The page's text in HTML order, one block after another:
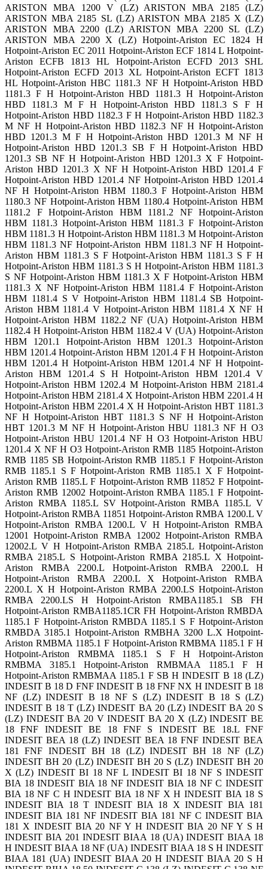
ARISTON MBA 1200 V (LZ) ARISTON MBA 2185 (LZ)
ARISTON MBA 2185 SL (LZ) ARISTON MBA 2185 X (LZ)
ARISTON MBA 2200 (LZ) ARISTON MBA 2200 SL (LZ)
ARISTON MBA 2200 X (LZ) Hotpoint-Ariston EC 1824 H
Hotpoint-Ariston EC 2011 Hotpoint-Ariston ECF 1814 L Hotpoint-
Ariston ECFB 1813 HL Hotpoint-Ariston ECFD 2013 SHL
Hotpoint-Ariston ECFD 2013 XL Hotpoint-Ariston ECFT 1813
HL Hotpoint-Ariston HBC 1181.3 NF H Hotpoint-Ariston HBD
1181.3 F H Hotpoint-Ariston HBD 1181.3 H Hotpoint-Ariston
HBD 1181.3 M F H Hotpoint-Ariston HBD 1181.3 S F H
Hotpoint-Ariston HBD 1182.3 F H Hotpoint-Ariston HBD 1182.3
M NF H Hotpoint-Ariston HBD 1182.3 NF H Hotpoint-Ariston
HBD 1201.3 M F H Hotpoint-Ariston HBD 1201.3 M NF H
Hotpoint-Ariston HBD 1201.3 SB F H Hotpoint-Ariston HBD
1201.3 SB NF H Hotpoint-Ariston HBD 1201.3 X F Hotpoint-
Ariston HBD 1201.3 X NF H Hotpoint-Ariston HBD 1201.4 F
Hotpoint-Ariston HBD 1201.4 NF Hotpoint-Ariston HBD 1201.4
NF H Hotpoint-Ariston HBM 1180.3 F Hotpoint-Ariston HBM
1180.3 NF Hotpoint-Ariston HBM 1180.4 Hotpoint-Ariston HBM
1181.2 F Hotpoint-Ariston HBM 1181.2 NF Hotpoint-Ariston
HBM 1181.3 Hotpoint-Ariston HBM 1181.3 F Hotpoint-Ariston
HBM 1181.3 H Hotpoint-Ariston HBM 1181.3 M Hotpoint-Ariston
HBM 1181.3 NF Hotpoint-Ariston HBM 1181.3 NF H Hotpoint-
Ariston HBM 1181.3 S F Hotpoint-Ariston HBM 1181.3 S F H
Hotpoint-Ariston HBM 1181.3 S H Hotpoint-Ariston HBM 1181.3
S NF Hotpoint-Ariston HBM 1181.3 X F Hotpoint-Ariston HBM
1181.3 X NF Hotpoint-Ariston HBM 1181.4 F Hotpoint-Ariston
HBM 1181.4 S V Hotpoint-Ariston HBM 1181.4 SB Hotpoint-
Ariston HBM 1181.4 V Hotpoint-Ariston HBM 1181.4 X NF H
Hotpoint-Ariston HBM 1182.2 NF (UA) Hotpoint-Ariston HBM
1182.4 H Hotpoint-Ariston HBM 1182.4 V (UA) Hotpoint-Ariston
HBM 1201.1 Hotpoint-Ariston HBM 1201.3 Hotpoint-Ariston
HBM 1201.4 Hotpoint-Ariston HBM 1201.4 F H Hotpoint-Ariston
HBM 1201.4 H Hotpoint-Ariston HBM 1201.4 NF H Hotpoint-
Ariston HBM 1201.4 S H Hotpoint-Ariston HBM 1201.4 V
Hotpoint-Ariston HBM 1202.4 M Hotpoint-Ariston HBM 2181.4
Hotpoint-Ariston HBM 2181.4 X Hotpoint-Ariston HBM 2201.4 H
Hotpoint-Ariston HBM 2201.4 X H Hotpoint-Ariston HBT 1181.3
NF H Hotpoint-Ariston HBT 1181.3 S NF H Hotpoint-Ariston
HBT 1201.3 M NF H Hotpoint-Ariston HBU 1181.3 NF H O3
Hotpoint-Ariston HBU 1201.4 NF H O3 Hotpoint-Ariston HBU
1201.4 X NF H O3 Hotpoint-Ariston RMB 1185 Hotpoint-Ariston
RMB 1185 SB Hotpoint-Ariston RMB 1185.1 F Hotpoint-Ariston
RMB 1185.1 S F Hotpoint-Ariston RMB 1185.1 X F Hotpoint-
Ariston RMB 1185.L F Hotpoint-Ariston RMB 11852 F Hotpoint-
Ariston RMB 12002 Hotpoint-Ariston RMBA 1185.1 F Hotpoint-
Ariston RMBA 1185.L SV Hotpoint-Ariston RMBA 1185.L V
Hotpoint-Ariston RMBA 11851 Hotpoint-Ariston RMBA 1200.L V
Hotpoint-Ariston RMBA 1200.L V H Hotpoint-Ariston RMBA
12001 Hotpoint-Ariston RMBA 12002 Hotpoint-Ariston RMBA
12002.L V H Hotpoint-Ariston RMBA 2185.L Hotpoint-Ariston
RMBA 2185.L S Hotpoint-Ariston RMBA 2185.L X Hotpoint-
Ariston RMBA 2200.L Hotpoint-Ariston RMBA 2200.L H
Hotpoint-Ariston RMBA 2200.L X Hotpoint-Ariston RMBA
2200.L X H Hotpoint-Ariston RMBA 2200.LS Hotpoint-Ariston
RMBA 2200.LS H Hotpoint-Ariston RMBA1185.1 SB FH
Hotpoint-Ariston RMBA1185.1CR FH Hotpoint-Ariston RMBDA
1185.1 F Hotpoint-Ariston RMBDA 1185.1 S F Hotpoint-Ariston
RMBDA 3185.1 Hotpoint-Ariston RMBHA 3200 L.X Hotpoint-
Ariston RMBMA 1185.1 F Hotpoint-Ariston RMBMA 1185.1 F H
Hotpoint-Ariston RMBMA 1185.1 S F H Hotpoint-Ariston
RMBMA 3185.1 Hotpoint-Ariston RMBMAA 1185.1 F H
Hotpoint-Ariston RMBMAA 1185.1 F SB H INDESIT B 18 (LZ)
INDESIT B 18 D FNF INDESIT B 18 FNF NX H INDESIT B 18
NF (LZ) INDESIT B 18 NF S (LZ) INDESIT B 18 S (LZ)
INDESIT B 18 T (LZ) INDESIT BA 20 (LZ) INDESIT BA 20 S
(LZ) INDESIT BA 20 V INDESIT BA 20 X (LZ) INDESIT BE
18 FNF INDESIT BE 18 FNF S INDESIT BE 18.L FNF
INDESIT BEA 18 (LZ) INDESIT BEA 18 FNF INDESIT BEA
181 FNF INDESIT BH 18 (LZ) INDESIT BH 18 NF (LZ)
INDESIT BH 20 (LZ) INDESIT BH 20 S (LZ) INDESIT BH 20
X (LZ) INDESIT BI 18 NF L INDESIT BI 18 NF S INDESIT
BIA 18 INDESIT BIA 18 NF INDESIT BIA 18 NF C INDESIT
BIA 18 NF C H INDESIT BIA 18 NF X H INDESIT BIA 18 S
INDESIT BIA 18 T INDESIT BIA 18 X INDESIT BIA 181
INDESIT BIA 181 NF INDESIT BIA 181 NF C INDESIT BIA
181 X INDESIT BIA 20 NF Y H INDESIT BIA 20 NF Y S H
INDESIT BIA 201 INDESIT BIAA 18 (UA) INDESIT BIAA 18
H INDESIT BIAA 18 NF (UA) INDESIT BIAA 18 S H INDESIT
BIAA 181 (UA) INDESIT BIAA 20 H INDESIT BIAA 20 S H